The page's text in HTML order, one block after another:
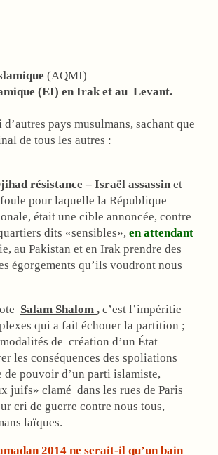
(AQMI)
(EI) en Irak et au Levant.
pays musulmans, sachant que
de tous les autres :
résistance – Israël assassin et
pour laquelle la République
était une cible annoncée, contre
dits «sensibles», en attendant
au Pakistan et en Irak prendre des
égorgements qu’ils voudront nous
Salam Shalom , c’est l’impéritie
qui a fait échouer la partition ;
de création d’un État
les conséquences des spoliations
pouvoir d’un parti islamiste,
juifs» clamé dans les rues de Paris
cri de guerre contre nous tous,
laïques.
2014 ne serait-il qu’un bain